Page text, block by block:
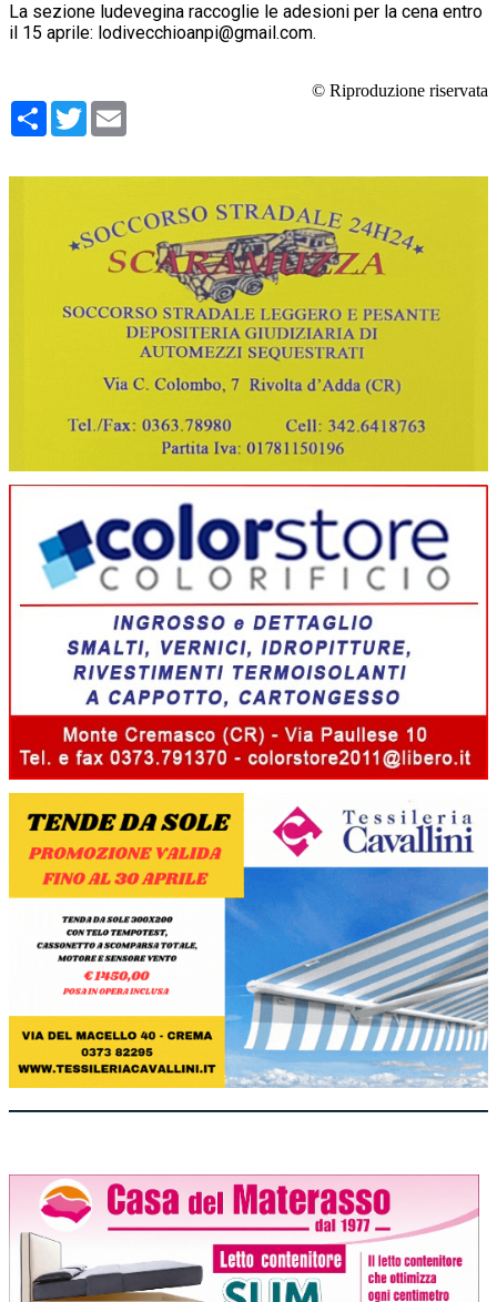
La sezione ludevegina raccoglie le adesioni per la cena entro
il 15 aprile: lodivecchioanpi@gmail.com.
© Riproduzione riservata
Condividi
Twitter